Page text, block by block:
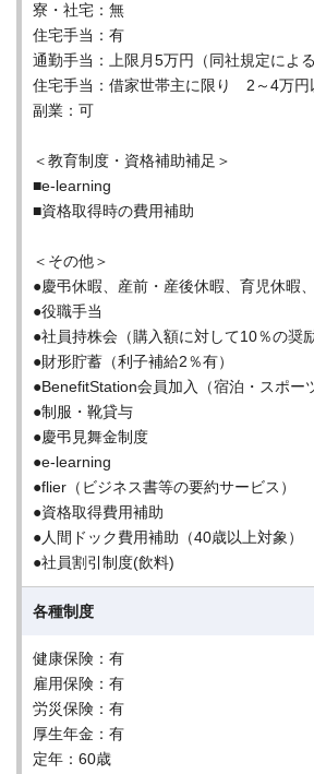
寮・社宅：無
住宅手当：有
通勤手当：上限月5万円（同社規定による
住宅手当：借家世帯主に限り 2～4万円
副業：可
＜教育制度・資格補助補足＞
■e-learning
■資格取得時の費用補助
＜その他＞
●慶弔休暇、産前・産後休暇、育児休暇
●役職手当
●社員持株会（購入額に対して10％の奨
●財形貯蓄（利子補給2％有）
●BenefitStation会員加入（宿泊・スポー
●制服・靴貸与
●慶弔見舞金制度
●e-learning
●flier（ビジネス書等の要約サービス）
●資格取得費用補助
●人間ドック費用補助（40歳以上対象）
●社員割引制度(飲料)
各種制度
健康保険：有
雇用保険：有
労災保険：有
厚生年金：有
定年：60歳